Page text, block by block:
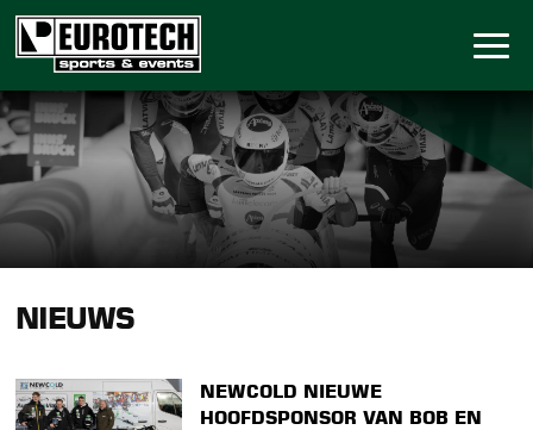
NIEUWS
NEWCOLD NIEUWE
HOOFDSPONSOR VAN BOB EN